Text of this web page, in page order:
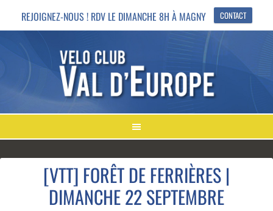
REJOIGNEZ-NOUS ! RDV LE DIMANCHE 8H À MAGNY CONTACT
[VTT] FORÊT DE FERRIÈRES |
DIMANCHE 22 SEPTEMBRE